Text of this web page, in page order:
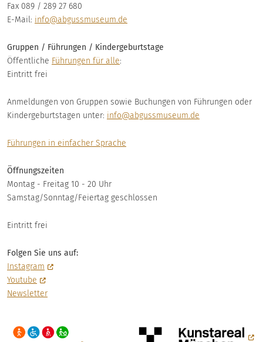
Fax 089 / 289 27 680
E-Mail: info@abgussmuseum.de
Gruppen / Führungen / Kindergeburtstage
Öffentliche Führungen für alle:
Eintritt frei
Anmeldungen von Gruppen sowie Buchungen von Führungen oder
Kindergeburtstagen unter: info@abgussmuseum.de
Führungen in einfacher Sprache
Öffnungszeiten
Montag - Freitag 10 - 20 Uhr
Samstag/Sonntag/Feiertag geschlossen
Eintritt frei
Folgen Sie uns auf:
Instagram
Youtube
Newsletter